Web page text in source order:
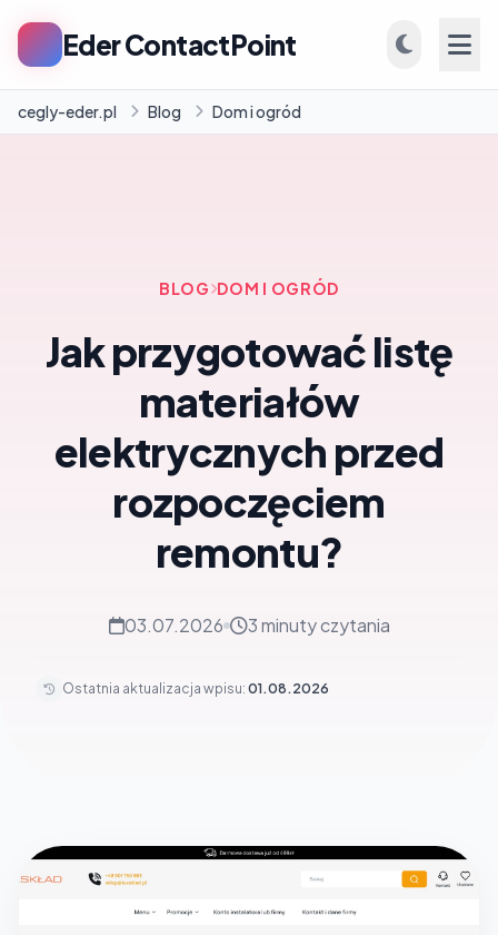
Eder ContactPoint
Firmy
cegly-eder.pl Blog Dom i ogród
BLOG DOM I OGRÓD
Jak przygotować listę
materiałów
elektrycznych przed
rozpoczęciem
remontu?
03.07.2026 3 minuty czytania
Ostatnia aktualizacja wpisu: 01.08.2026